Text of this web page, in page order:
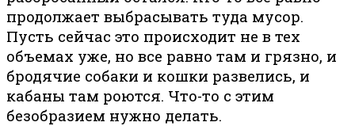
продолжает выбрасывать туда мусор.
Пусть сейчас это происходит не в тех
объемах уже, но все равно там и грязно, и
бродячие собаки и кошки развелись, и
кабаны там роются. Что-то с этим
безобразием нужно делать.